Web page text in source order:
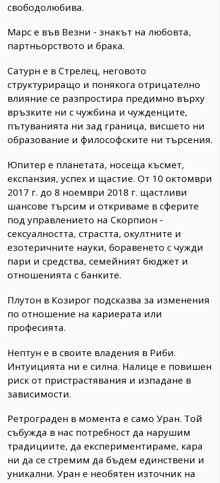
свободолюбива.
Марс е във Везни - знакът на любовта,
партньорството и брака.
Сатурн е в Стрелец, неговото
структуриращо и понякога отрицателно
влияние се разпростира предимно върху
връзките ни с чужбина и чужденците,
пътуванията ни зад граница, висшето ни
образование и философските ни търсения.
Юпитер е планетата, носеща късмет,
експанзия, успех и щастие. От 10 октомври
2017 г. до 8 ноември 2018 г. щастливи
шансове търсим и откриваме в сферите
под управлението на Скорпион -
сексуалността, страстта, окултните и
езотеричните науки, боравенето с чужди
пари и средства, семейният бюджет и
отношенията с банките.
Плутон в Козирог подсказва за изменения
по отношение на кариерата или
професията.
Нептун е в своите владения в Риби.
Интуицията ни е силна. Налице е повишен
риск от пристрастявания и изпадане в
зависимости.
Ретрограден в момента е само Уран. Той
събужда в нас потребност да нарушим
традициите, да експериментираме, кара
ни да се стремим да бъдем единствени и
уникални. Уран е необятен източник на